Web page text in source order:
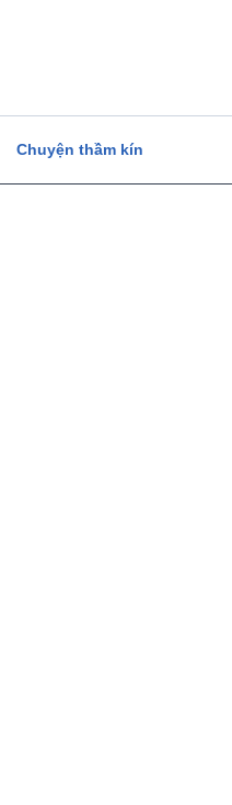
Chuyện thầm kín